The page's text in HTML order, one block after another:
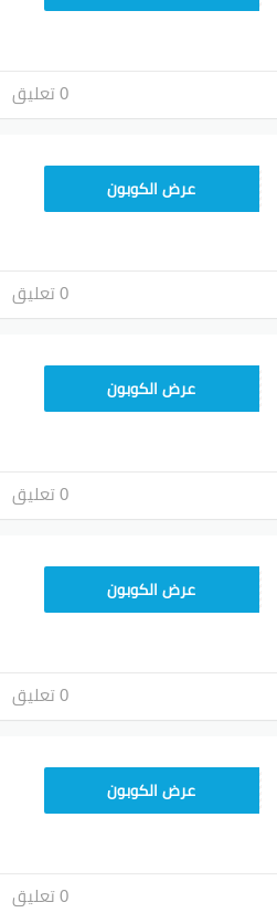
0 تعليق
HONEY125
عرض الكوبون
0 تعليق
HONEY125
عرض الكوبون
0 تعليق
HONEY125
عرض الكوبون
0 تعليق
HONEY125
عرض الكوبون
0 تعليق